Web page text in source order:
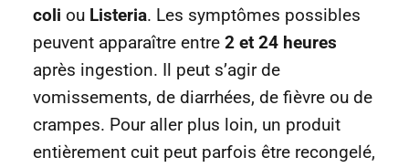
coli ou Listeria. Les symptômes possibles
peuvent apparaître entre 2 et 24 heures
après ingestion. Il peut s’agir de
vomissements, de diarrhées, de fièvre ou de
crampes. Pour aller plus loin, un produit
entièrement cuit peut parfois être recongelé,